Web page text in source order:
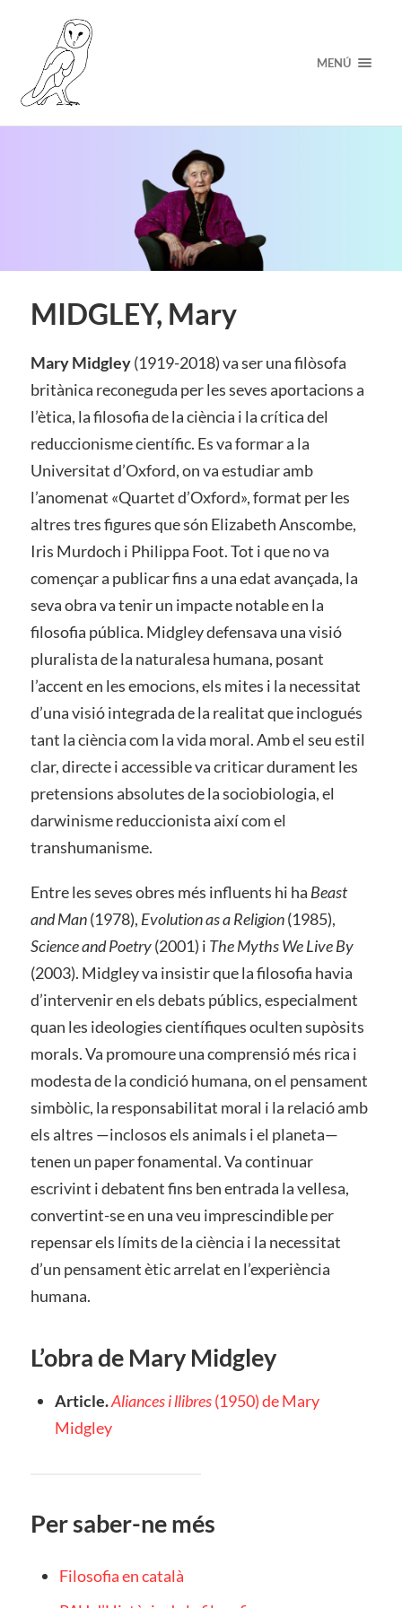
MENÚ
MIDGLEY, Mary
Mary Midgley(1919-2018) va ser una filòsofa
britànica reconeguda per les seves aportacions a
l’ètica, la filosofia de la ciència i la crítica del
reduccionisme científic. Es va formar a la
Universitat d’Oxford, on va estudiar amb
l’anomenat «Quartet d’Oxford», format per les
altres tres figures que són Elizabeth Anscombe,
Iris Murdoch i Philippa Foot. Tot i que no va
començar a publicar fins a una edat avançada, la
seva obra va tenir un impacte notable en la
filosofia pública. Midgley defensava una visió
pluralista de la naturalesa humana, posant
l’accent en les emocions, els mites i la necessitat
d’una visió integrada de la realitat que inclogués
tant la ciència com la vida moral. Amb el seu estil
clar, directe i accessible va criticar durament les
pretensions absolutes de la sociobiologia, el
darwinisme reduccionista així com el
transhumanisme.
Entre les seves obres més influents hi ha Beast
and Man(1978), Evolution as a Religion(1985),
Science and Poetry(2001) i The Myths We Live By
(2003). Midgley va insistir que la filosofia havia
d’intervenir en els debats públics, especialment
quan les ideologies científiques oculten supòsits
morals. Va promoure una comprensió més rica i
modesta de la condició humana, on el pensament
simbòlic, la responsabilitat moral i la relació amb
els altres —inclosos els animals i el planeta—
tenen un paper fonamental. Va continuar
escrivint i debatent fins ben entrada la vellesa,
convertint-se en una veu imprescindible per
repensar els límits de la ciència i la necessitat
d’un pensament ètic arrelat en l’experiència
humana.
L’obra de Mary Midgley
Article.Aliances i llibres(1950) de Mary
Midgley
Per saber-ne més
Filosofia en català